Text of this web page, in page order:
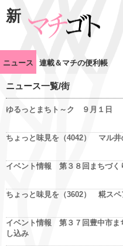
新
ニュース 連載＆マチの便利帳
ニュース一覧/街
ゆるっとまちト～ク ９月１日
ちょっと味見を（4042） マル井
イベント情報 第３８回まちづ
ちょっと味見を（3602） 糀スペ
イベント情報 第３７回豊中市
し込み